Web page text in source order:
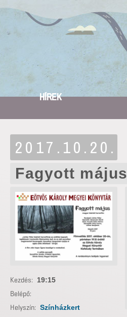
HÍREK
2017.10.20.
Fagyott május
Kezdés: 19:15
Belépő:
Helyszín: Színházkert